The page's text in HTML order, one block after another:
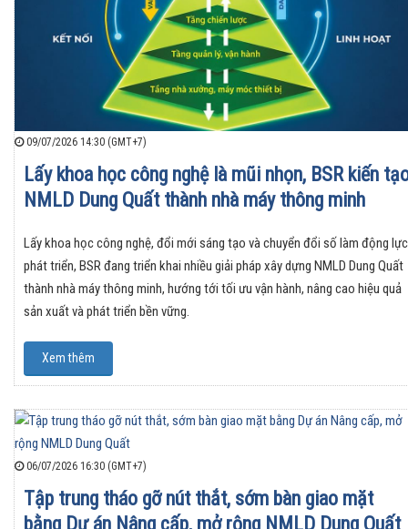
09/07/2026 14:30 (GMT+7)
Lấy khoa học công nghệ là mũi nhọn, BSR kiến
NMLD Dung Quất thành nhà máy thông minh
Lấy khoa học công nghệ, đổi mới sáng tạo và chuyển đổi số làm động lực
phát triển, BSR đang triển khai nhiều giải pháp xây dựng NMLD Dung Quất
thành nhà máy thông minh, hướng tới tối ưu vận hành, nâng cao hiệu quả
sản xuất và phát triển bền vững.
Xem thêm
06/07/2026 16:30 (GMT+7)
Tập trung tháo gỡ nút thắt, sớm bàn giao mặt
bằng Dự án Nâng cấp, mở rộng NMLD Dung Quất